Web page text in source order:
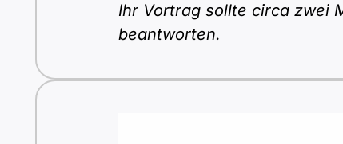
Ihr Vortrag sollte circa zwei
beantworten.